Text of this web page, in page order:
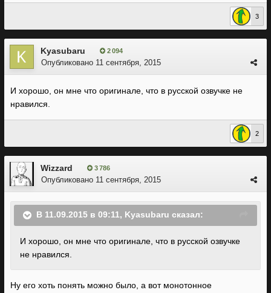
3
Kyasubaru 2 094
Опубликовано 11 сентября, 2015
И хорошо, он мне что оригинале, что в русской озвучке не
нравился.
2
Wizzard 3 786
Опубликовано 11 сентября, 2015
В 11.09.2015 в 09:11, Kyasubaru сказал:
И хорошо, он мне что оригинале, что в русской озвучке
не нравился.
Ну его хоть понять можно было, а вот монотонное